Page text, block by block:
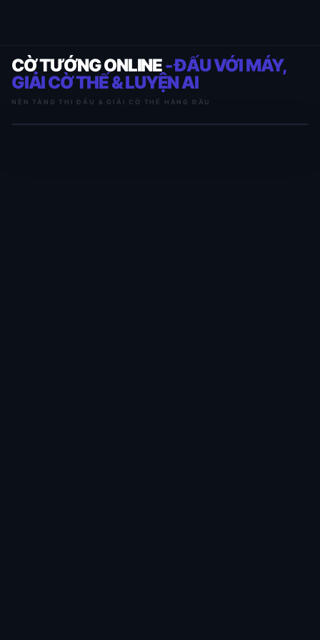
CỜ TƯỚNG ONLINE- ĐẤU VỚI MÁY,
GIẢI CỜ THẾ & LUYỆN AI
NỀN TẢNG THI ĐẤU & GIẢI CỜ THẾ HÀNG ĐẦU